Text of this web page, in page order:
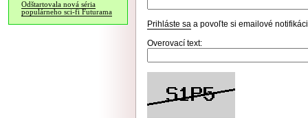
Odštartovala nová séria
populárneho sci-fi Futurama
Prihláste sa a povoľte si emailové
Overovací text: